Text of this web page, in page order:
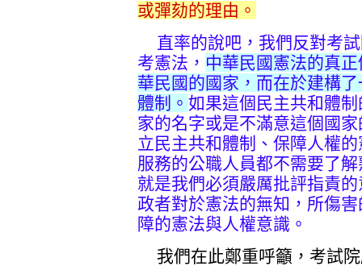
或彈劾的理由。
直率的說吧，我們反對考
考憲法， 中華民國憲法的真
華民國的國家，而在於建構
體制。 如果這個民主共和體
家的名字或是不滿意這個國
立民主共和體制、保障人權
服務的公職人員都不需要了
就是我們必須嚴厲批評指責
政者對於憲法的無知，所傷
障的憲法與人權意識。
我們在此鄭重呼籲，考試